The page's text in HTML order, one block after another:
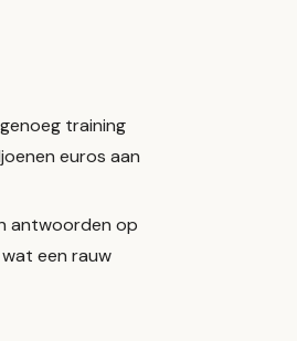
training
euros aan
antwoorden op
een rauw